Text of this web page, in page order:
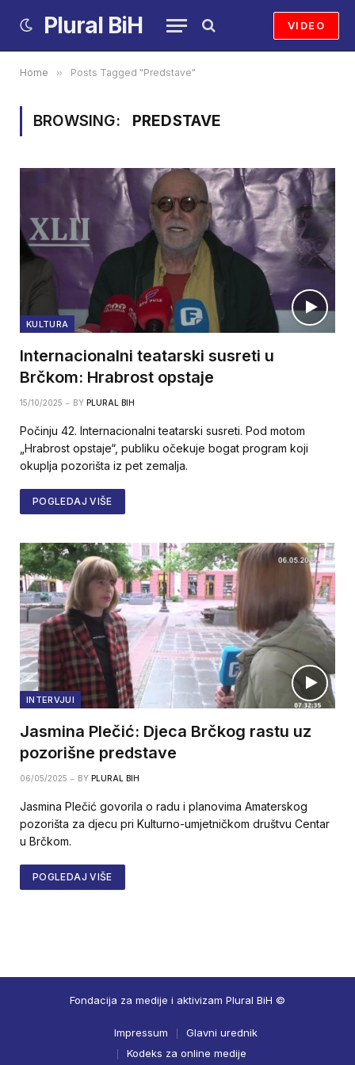
Plural BiH VIDEO
Home » Posts Tagged "Predstave"
BROWSING: PREDSTAVE
KULTURA
Internacionalni teatarski susreti u
Brčkom: Hrabrost opstaje
15/10/2025 BY PLURAL BIH
Počinju 42. Internacionalni teatarski susreti. Pod motom
„Hrabrost opstaje“, publiku očekuje bogat program koji
okuplja pozorišta iz pet zemalja.
POGLEDAJ VIŠE
INTERVJUI
Jasmina Plečić: Djeca Brčkog rastu uz
pozorišne predstave
06/05/2025 BY PLURAL BIH
Jasmina Plečić govorila o radu i planovima Amaterskog
pozorišta za djecu pri Kulturno-umjetničkom društvu Centar
u Brčkom.
POGLEDAJ VIŠE
Fondacija za medije i aktivizam Plural BiH ©
Impressum
Glavni urednik
Kodeks za online medije